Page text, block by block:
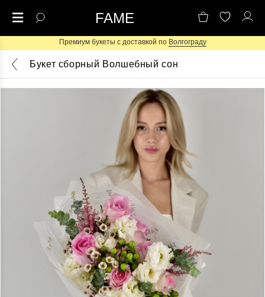
FAME
Премиум букеты с доставкой по Волгограду
Букет сборный Волшебный сон